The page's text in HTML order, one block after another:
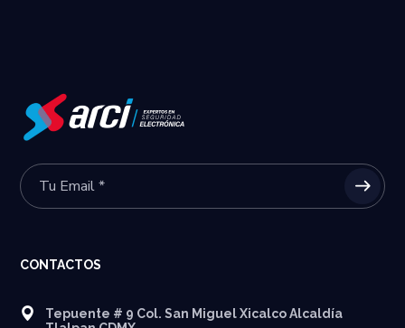
CONTACTOS
Tepuente # 9 Col. San Miguel Xicalco Alcaldía